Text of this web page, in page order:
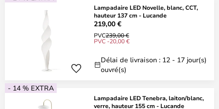
Lampadaire LED Novelle, blanc, CCT,
hauteur 137 cm - Lucande
219,00 €
PVC239,00 €
PVC -20,00 €
Délai de livraison : 12 - 17 jour(s)
ouvré(s)
- 14 % EXTRA
Lampadaire LED Tenebra, laiton/blanc,
verre, hauteur 155 cm - Lucande